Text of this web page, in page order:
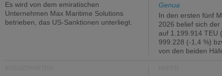
Es wird von dem emiratischen
Unternehmen Max Maritime Solutions
betrieben, das US-Sanktionen unterliegt.
Genua
In den ersten fünf
2026 belief sich
auf 1.199.914 TEU
999.228 (-1,4 %)
von den beiden